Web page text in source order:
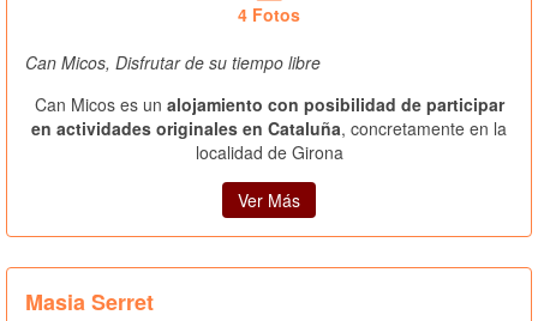
4 Fotos
Can Micos, Disfrutar de su tiempo libre
Can Micos es un alojamiento con posibilidad de participar
en actividades originales en Cataluña, concretamente en la
localidad de Girona
Ver Más
Masia Serret